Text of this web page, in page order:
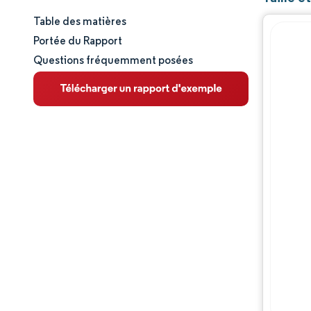
Taille et part de marché
Analyse du marché
Tendances et perspectives
Table des matières
Portée du Rapport
Questions fréquemment posées